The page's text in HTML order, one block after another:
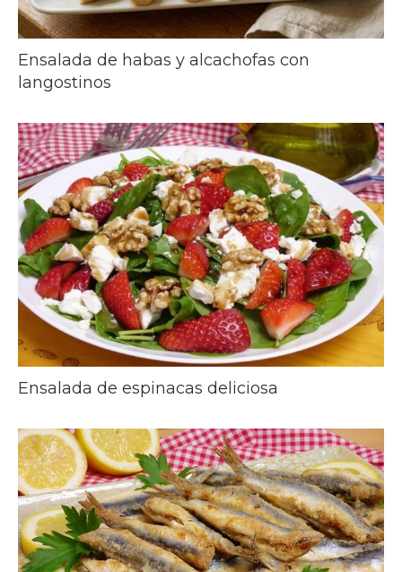
Ensalada de habas y alcachofas con
langostinos
Ensalada de espinacas deliciosa